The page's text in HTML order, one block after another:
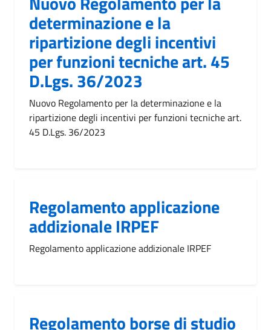
determinazione e la
ripartizione degli incentivi
per funzioni tecniche art. 45
D.Lgs. 36/2023
Nuovo Regolamento per la determinazione e la
ripartizione degli incentivi per funzioni tecniche art.
45 D.Lgs. 36/2023
Regolamento applicazione
addizionale IRPEF
Regolamento applicazione addizionale IRPEF
Regolamento borse di studio